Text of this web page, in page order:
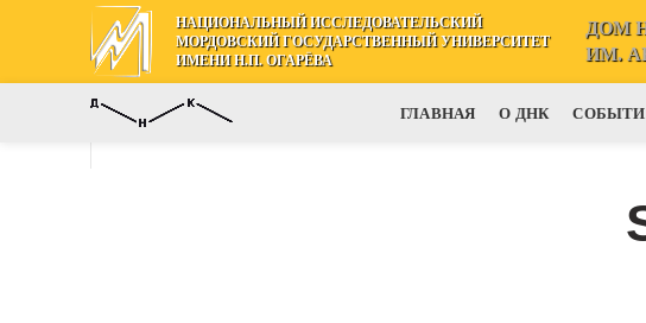
НАЦИОНАЛЬНЫЙ ИССЛЕДОВАТЕЛЬСКИЙ
МОРДОВСКИЙ ГОСУДАРСТВЕННЫЙ УНИВЕРСИТЕТ
ИМЕНИ Н.П. ОГАРЁВА
ДОМ
ИМ.
ГЛАВНАЯ О ДНК